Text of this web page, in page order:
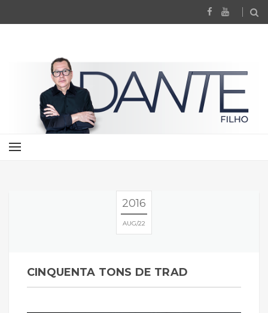
2016
AUG 22
CINQUENTA TONS DE TRAD